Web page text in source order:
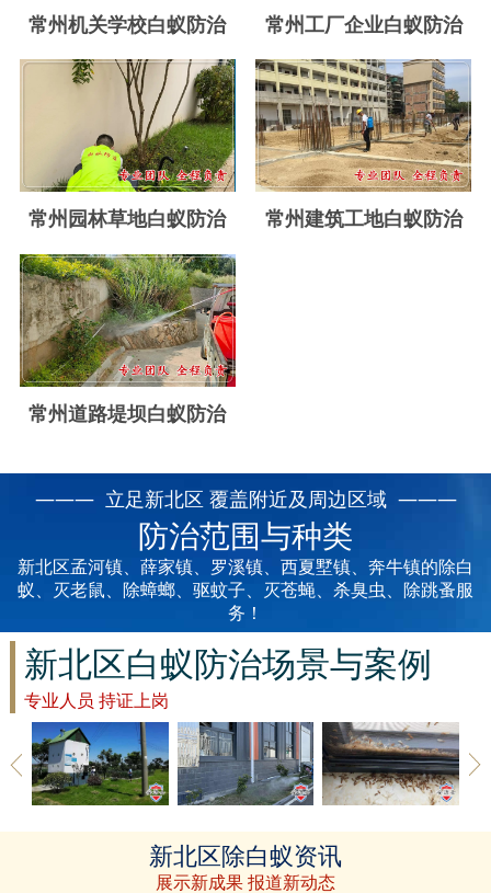
三门白蚁防治
天台白蚁防治
广州白蚁防治
东莞白蚁防治
佛山白蚁防治
深圳白蚁防治
云浮白蚁防治
新兴白蚁防治
肇庆白蚁防治
常州机关学校白蚁防治 常州工厂企业白蚁防治
常州园林草地白蚁防治 常州建筑工地白蚁防治
常州道路堤坝白蚁防治
——— 立足新北区 覆盖附近及周边区域 ———
防治范围与种类
新北区孟河镇、薛家镇、罗溪镇、西夏墅镇、奔牛镇的除白
蚁、灭老鼠、除蟑螂、驱蚊子、灭苍蝇、杀臭虫、除跳蚤服
务！
新北区白蚁防治场景与案例
专业人员 持证上岗
新北区草地
新北区建筑
白蚁防治
新北区家具
新北区除白蚁资讯
展示新成果 报道新动态